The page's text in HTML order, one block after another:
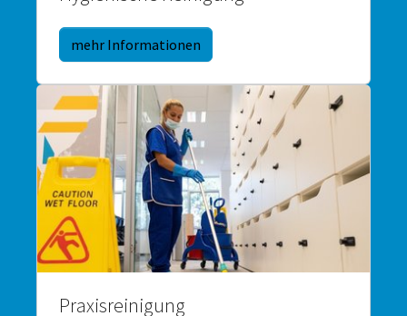
mehr Informationen
Praxisreinigung